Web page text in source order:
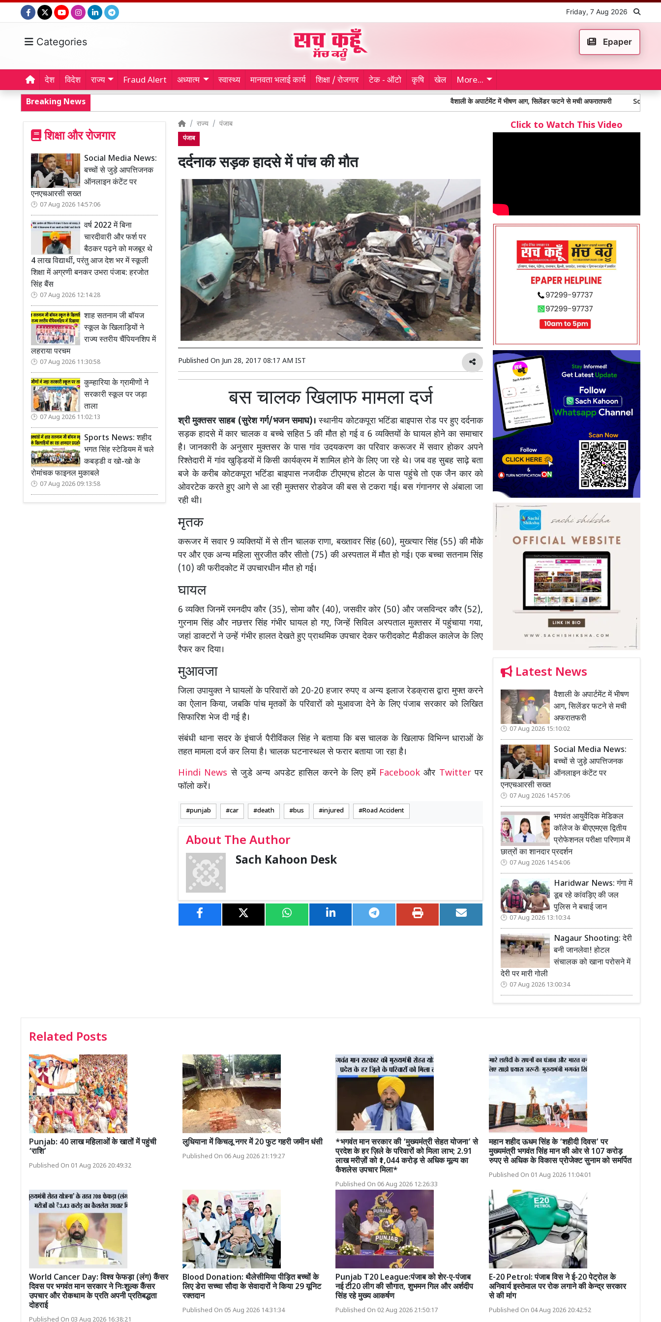
Friday, 7 Aug 2026
Categories Epaper
देश विदेश राज्य Fraud Alert अध्यात्म स्वास्थ्य मानवता भलाई कार्य शिक्षा / रोजगार टेक - ऑटो कृषि खेल More...
Breaking News वैशाली के अपार्टमेंट में भीषण आग, सिलेंडर फटने से मची अफरातफरी Social Media
शिक्षा और रोजगार
Social Media News:
बच्चों से जुड़े आपत्तिजनक
ऑनलाइन कंटेंट पर
एनएचआरसी सख्त
07 Aug 2026 14:57:06
वर्ष 2022 में बिना
चारदीवारी और फर्श पर
बैठकर पढ़ने को मजबूर थे
4 लाख विद्यार्थी, परंतु आज देश भर में स्कूली
शिक्षा में अग्रणी बनकर उभरा पंजाब: हरजोत
सिंह बैंस
07 Aug 2026 12:14:28
शाह सतनाम जी बॉयज
स्कूल के खिलाड़ियों ने
राज्य स्तरीय चैंपियनशिप में
लहराया परचम
07 Aug 2026 11:30:58
कुम्हारिया के ग्रामीणों ने
सरकारी स्कूल पर जड़ा
ताला
07 Aug 2026 11:02:13
Sports News: शहीद
भगत सिंह स्टेडियम में चले
कबड्डी व खो-खो के
रोमांचक फाइनल मुकाबले
07 Aug 2026 09:13:58
राज्य पंजाब
पंजाब
दर्दनाक सड़क हादसे में पांच की मौत
Published On Jun 28, 2017 08:17 AM IST
बस चालक खिलाफ मामला दर्ज
श्री मुक्तसर साहब (सुरेश गर्ग/भजन समाघ)। स्थानीय कोटकपूरा भटिंडा बाइपास रोड पर हुए दर्दनाक
सड़क हादसे में कार चालक व बच्चे सहित 5 की मौत हो गई व 6 व्यक्तियों के घायल होने का समाचार
है। जानकारी के अनुसार मुक्तसर के पास गांव उदयकरण का परिवार करूजर में सवार होकर अपने
रिश्तेदारी में गांव खुड्डियों में किसी कार्यक्रम में शामिल होने के लिए जा रहे थे। जब वह सुबह साढ़े बता
बजे के करीब कोटकपूरा भटिंडा बाइपास नजदीक टीएमएच होटल के पास पहुंचे तो एक जैन कार को
ओवरटेक करते हुए आगे से आ रही मुक्तसर रोडवेज की बस से टकरा गई। बस गंगानगर से अंबाला जा
रही थी।
मृतक
करूजर में सवार 9 व्यक्तियों में से तीन चालक राणा, बख्तावर सिंह (60), मुख्त्यार सिंह (55) की मौके
पर और एक अन्य महिला सुरजीत कौर सीतो (75) की अस्पताल में मौत हो गई। एक बच्चा सतनाम सिंह
(10) की फरीदकोट में उपचारधीन मौत हो गई।
घायल
6 व्यक्ति जिनमें रमनदीप कौर (35), सोमा कौर (40), जसवीर कोर (50) और जसविन्दर कौर (52),
गुरनाम सिंह और नछत्तर सिंह गंभीर घायल हो गए, जिन्हें सिविल अस्पताल मुक्तसर में पहुंचाया गया,
जहां डाक्टरों ने उन्हें गंभीर हालत देखते हुए प्राथमिक उपचार देकर फरीदकोट मैडीकल कालेज के लिए
रैफर कर दिया।
मुआवजा
जिला उपायुक्त ने घायलों के परिवारों को 20-20 हजार रुपए व अन्य इलाज रेडक्रास द्वारा मुफ्त करने
का ऐलान किया, जबकि पांच मृतकों के परिवारों को मुआवजा देने के लिए पंजाब सरकार को लिखित
सिफारिश भेज दी गई है।
संबंधी थाना सदर के इंचार्ज पैरीविंकल सिंह ने बताया कि बस चालक के खिलाफ विभिन्न धाराओं के
तहत मामला दर्ज कर लिया है। चालक घटनास्थल से फरार बताया जा रहा है।
Hindi Newsसे जुडे अन्य अपडेट हासिल करने के लिए हमें Facebookऔर Twitterपर
फॉलो करें।
punjab car death bus injured Road Accident
About The Author
Sach Kahoon Desk
Click to Watch This Video
Latest News
वैशाली के अपार्टमेंट में भीषण
आग, सिलेंडर फटने से मची
अफरातफरी
07 Aug 2026 15:10:02
Social Media News:
बच्चों से जुड़े आपत्तिजनक
ऑनलाइन कंटेंट पर
एनएचआरसी सख्त
07 Aug 2026 14:57:06
भगवंत आयुर्वेदिक मेडिकल
कॉलेज के बीएएमएस द्वितीय
प्रोफेशनल परीक्षा परिणाम में
छात्रों का शानदार प्रदर्शन
07 Aug 2026 14:54:06
Haridwar News: गंगा में
डूब रहे कांवड़िए की जल
पुलिस ने बचाई जान
07 Aug 2026 13:10:34
Nagaur Shooting: देरी
बनी जानलेवा! होटल
संचालक को खाना परोसने में
देरी पर मारी गोली
07 Aug 2026 13:00:34
Related Posts
Punjab: 40 लाख महिलाओं के खातों में पहुंची
‘राशि’
Published On 01 Aug 2026 20:49:32
लुधियाना में किचलू नगर में 20 फुट गहरी जमीन धंसी
Published On 06 Aug 2026 21:19:27
*भगवंत मान सरकार की ‘मुख्यमंत्री सेहत योजना’ से
प्रदेश के हर ज़िले के परिवारों को मिला लाभ; 2.91
लाख मरीज़ों को ₹1,044 करोड़ से अधिक मूल्य का
कैशलेस उपचार मिला*
Published On 06 Aug 2026 12:26:33
महान शहीद ऊधम सिंह के ‘शहीदी दिवस’ पर
मुख्यमंत्री भगवंत सिंह मान की ओर से 107 करोड़
रुपए से अधिक के विकास प्रोजेक्ट सुनाम को समर्पित
Published On 01 Aug 2026 11:04:01
World Cancer Day: विश्व फेफड़ा (लंग) कैंसर
दिवस पर भगवंत मान सरकार ने निःशुल्क कैंसर
उपचार और रोकथाम के प्रति अपनी प्रतिबद्धता
दोहराई
Published On 03 Aug 2026 16:38:21
Blood Donation: थैलेसीमिया पीड़ित बच्चों के
लिए डेरा सच्चा सौदा के सेवादारों ने किया 29 यूनिट
रक्तदान
Published On 05 Aug 2026 14:31:34
Punjab T20 League:पंजाब को शेर-ए-पंजाब
नई टी20 लीग की सौगात, शुभमन गिल और अर्शदीप
सिंह रहे मुख्य आकर्षण
Published On 02 Aug 2026 21:50:17
E-20 Petrol: पंजाब विस ने ई-20 पेट्रोल के
अनिवार्य इस्तेमाल पर रोक लगाने की केन्द्र सरकार
से की मांग
Published On 04 Aug 2026 20:42:52